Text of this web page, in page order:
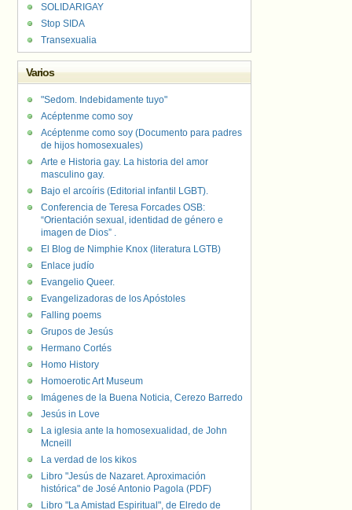
SOLIDARIGAY
Stop SIDA
Transexualia
Varios
"Sedom. Indebidamente tuyo"
Acéptenme como soy
Acéptenme como soy (Documento para padres
de hijos homosexuales)
Arte e Historia gay. La historia del amor
masculino gay.
Bajo el arcoíris (Editorial infantil LGBT).
Conferencia de Teresa Forcades OSB:
“Orientación sexual, identidad de género e
imagen de Dios” .
El Blog de Nimphie Knox (literatura LGTB)
Enlace judío
Evangelio Queer.
Evangelizadoras de los Apóstoles
Falling poems
Grupos de Jesús
Hermano Cortés
Homo History
Homoerotic Art Museum
Imágenes de la Buena Noticia, Cerezo Barredo
Jesús in Love
La iglesia ante la homosexualidad, de John
Mcneill
La verdad de los kikos
Libro "Jesús de Nazaret. Aproximación
histórica" de José Antonio Pagola (PDF)
Libro "La Amistad Espiritual", de Elredo de